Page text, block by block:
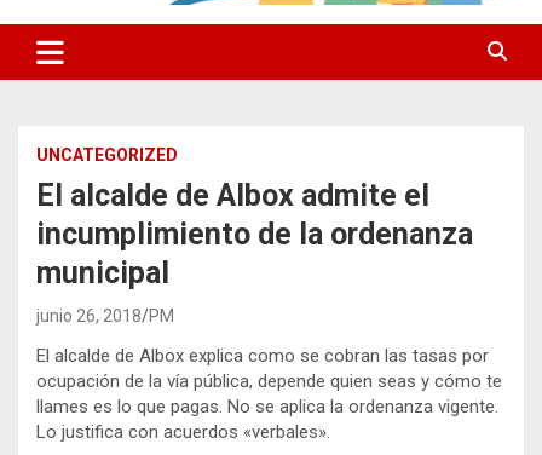
UNCATEGORIZED
El alcalde de Albox admite el
incumplimiento de la ordenanza
municipal
junio 26, 2018 PM
El alcalde de Albox explica como se cobran las tasas por
ocupación de la vía pública, depende quien seas y cómo te
llames es lo que pagas. No se aplica la ordenanza vigente.
Lo justifica con acuerdos «verbales».